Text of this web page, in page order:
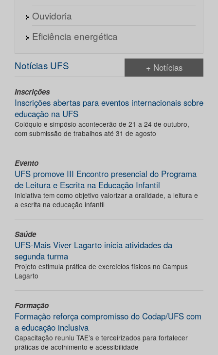
Ouvidoria
Eficiência energética
Notícias UFS + Notícias
Inscrições
Inscrições abertas para eventos internacionais sobre
educação na UFS
Colóquio e simpósio acontecerão de 21 a 24 de outubro,
com submissão de trabalhos até 31 de agosto
Evento
UFS promove III Encontro presencial do Programa
de Leitura e Escrita na Educação Infantil
Iniciativa tem como objetivo valorizar a oralidade, a leitura e
a escrita na educação infantil
Saúde
UFS-Mais Viver Lagarto inicia atividades da
segunda turma
Projeto estimula prática de exercícios físicos no Campus
Lagarto
Formação
Formação reforça compromisso do Codap/UFS com
a educação inclusiva
Capacitação reuniu TAE’s e terceirizados para fortalecer
práticas de acolhimento e acessibilidade